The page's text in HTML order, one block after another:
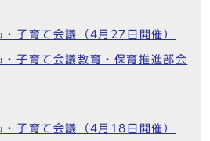
子育て会議（4月27日開催）
子育て会議教育・保育推進部会
子育て会議（4月18日開催）